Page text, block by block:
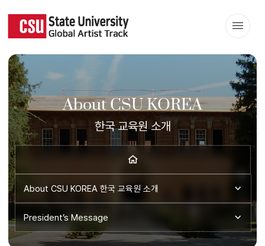
About CSU KOREA
한국 교육원 소개
About CSU KOREA 한국 교육원 소개
President’s Message